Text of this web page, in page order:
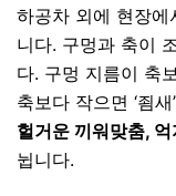
하공차 외에 현장
니다. 구멍과 축이
다. 구멍 지름이 축
축보다 작으면 ‘죔
헐거운 끼워맞춤,
뉩니다.